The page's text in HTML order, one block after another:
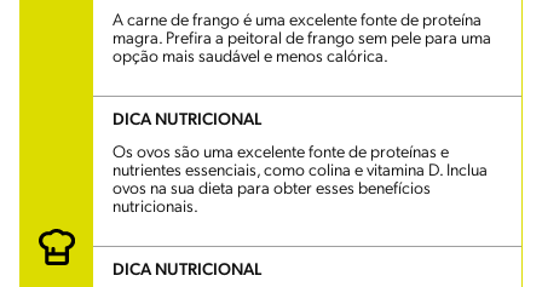
A carne de frango é uma excelente fonte de proteína
magra. Prefira a peitoral de frango sem pele para uma
opção mais saudável e menos calórica.
DICA NUTRICIONAL
Os ovos são uma excelente fonte de proteínas e
nutrientes essenciais, como colina e vitamina D. Inclua
ovos na sua dieta para obter esses benefícios
nutricionais.
DICA NUTRICIONAL